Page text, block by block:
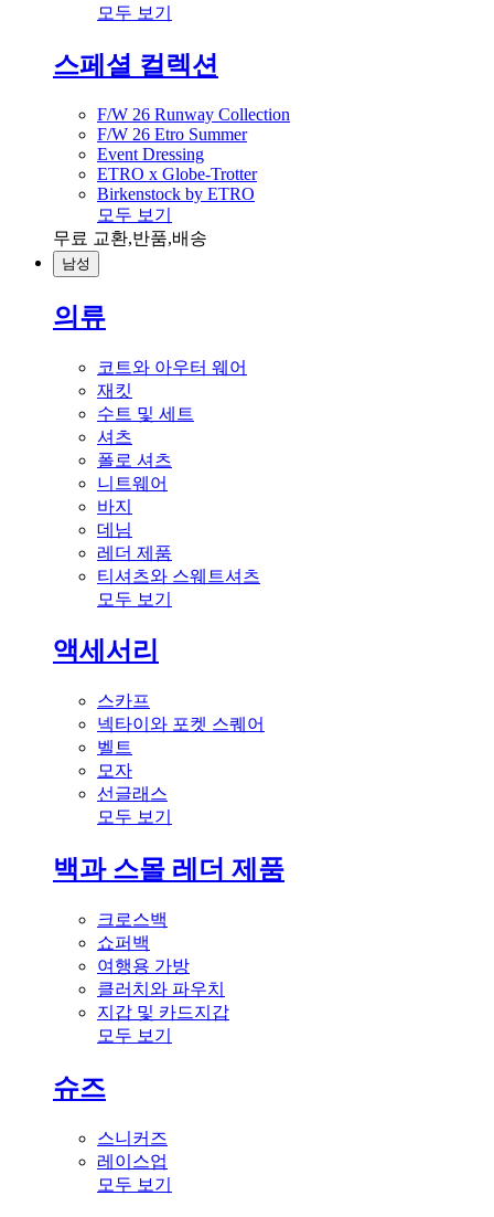
모두 보기
스페셜 컬렉션
F/W 26 Runway Collection
F/W 26 Etro Summer
Event Dressing
ETRO x Globe-Trotter
Birkenstock by ETRO
모두 보기
무료 교환,반품,배송
남성
의류
코트와 아우터 웨어
재킷
수트 및 세트
셔츠
폴로 셔츠
니트웨어
바지
데님
레더 제품
티셔츠와 스웨트셔츠
모두 보기
액세서리
스카프
넥타이와 포켓 스퀘어
벨트
모자
선글래스
모두 보기
백과 스몰 레더 제품
크로스백
쇼퍼백
여행용 가방
클러치와 파우치
지갑 및 카드지갑
모두 보기
슈즈
스니커즈
레이스업
모두 보기